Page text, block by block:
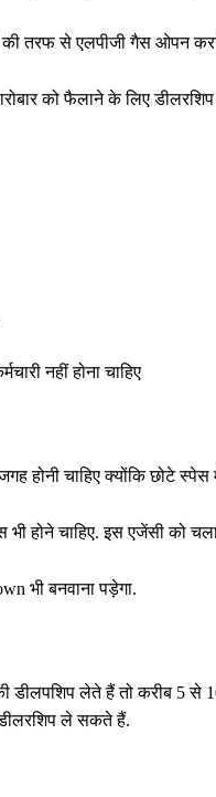
तरफ से एलपीजी गैस ओपन
को फैलाने के लिए डीलरशिप
नहीं होना चाहिए
होनी चाहिए क्योंकि छोटे
होने चाहिए. इस एजेंसी को
भी बनवाना पड़ेगा.
लेते हैं तो करीब 5 से
ले सकते हैं.